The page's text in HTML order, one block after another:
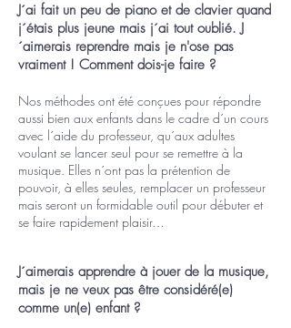
J´ai fait un peu de piano et de clavier quand
j´étais plus jeune mais j´ai tout oublié. J
´aimerais reprendre mais je n'ose pas
vraiment ! Comment dois-je faire ?
Nos méthodes ont été conçues pour répondre
aussi bien aux enfants dans le cadre d´un cours
avec l´aide du professeur, qu´aux adultes
voulant se lancer seul pour se remettre à la
musique. Elles n´ont pas la prétention de
pouvoir, à elles seules, remplacer un professeur
mais seront un formidable outil pour débuter et
se faire rapidement plaisir…
J´aimerais apprendre à jouer de la musique,
mais je ne veux pas être considéré(e)
comme un(e) enfant ?